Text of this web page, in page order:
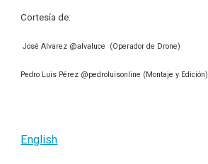
Cortesía de:
José Alvarez @alvaluce (Operador de Drone)
Pedro Luis Pérez @pedroluisonline (Montaje y Edición)
English